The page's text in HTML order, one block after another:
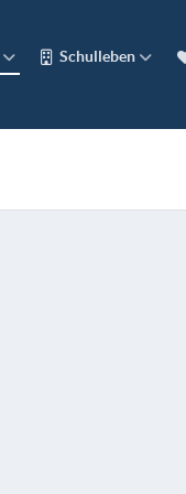
Schulleben